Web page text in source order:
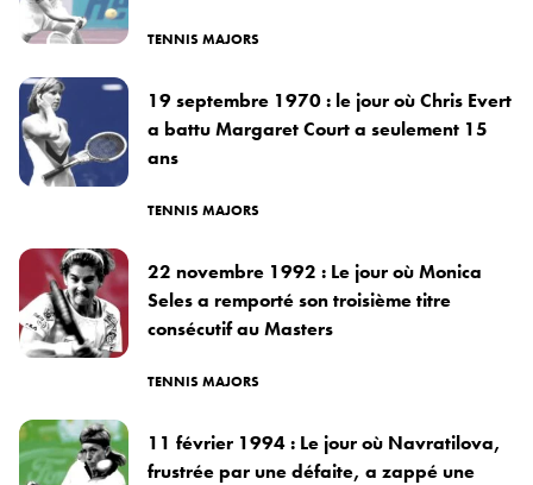
TENNIS MAJORS
19 septembre 1970 : le jour où Chris Evert
a battu Margaret Court a seulement 15
ans
TENNIS MAJORS
22 novembre 1992 : Le jour où Monica
Seles a remporté son troisième titre
consécutif au Masters
TENNIS MAJORS
11 février 1994 : Le jour où Navratilova,
frustrée par une défaite, a zappé une